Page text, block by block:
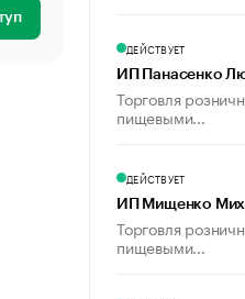
ДЕЙСТВУЕТ
ИП Панасенко
Торговля
пищевыми...
ДЕЙСТВУЕТ
ИП Мищенко
Торговля
пищевыми...